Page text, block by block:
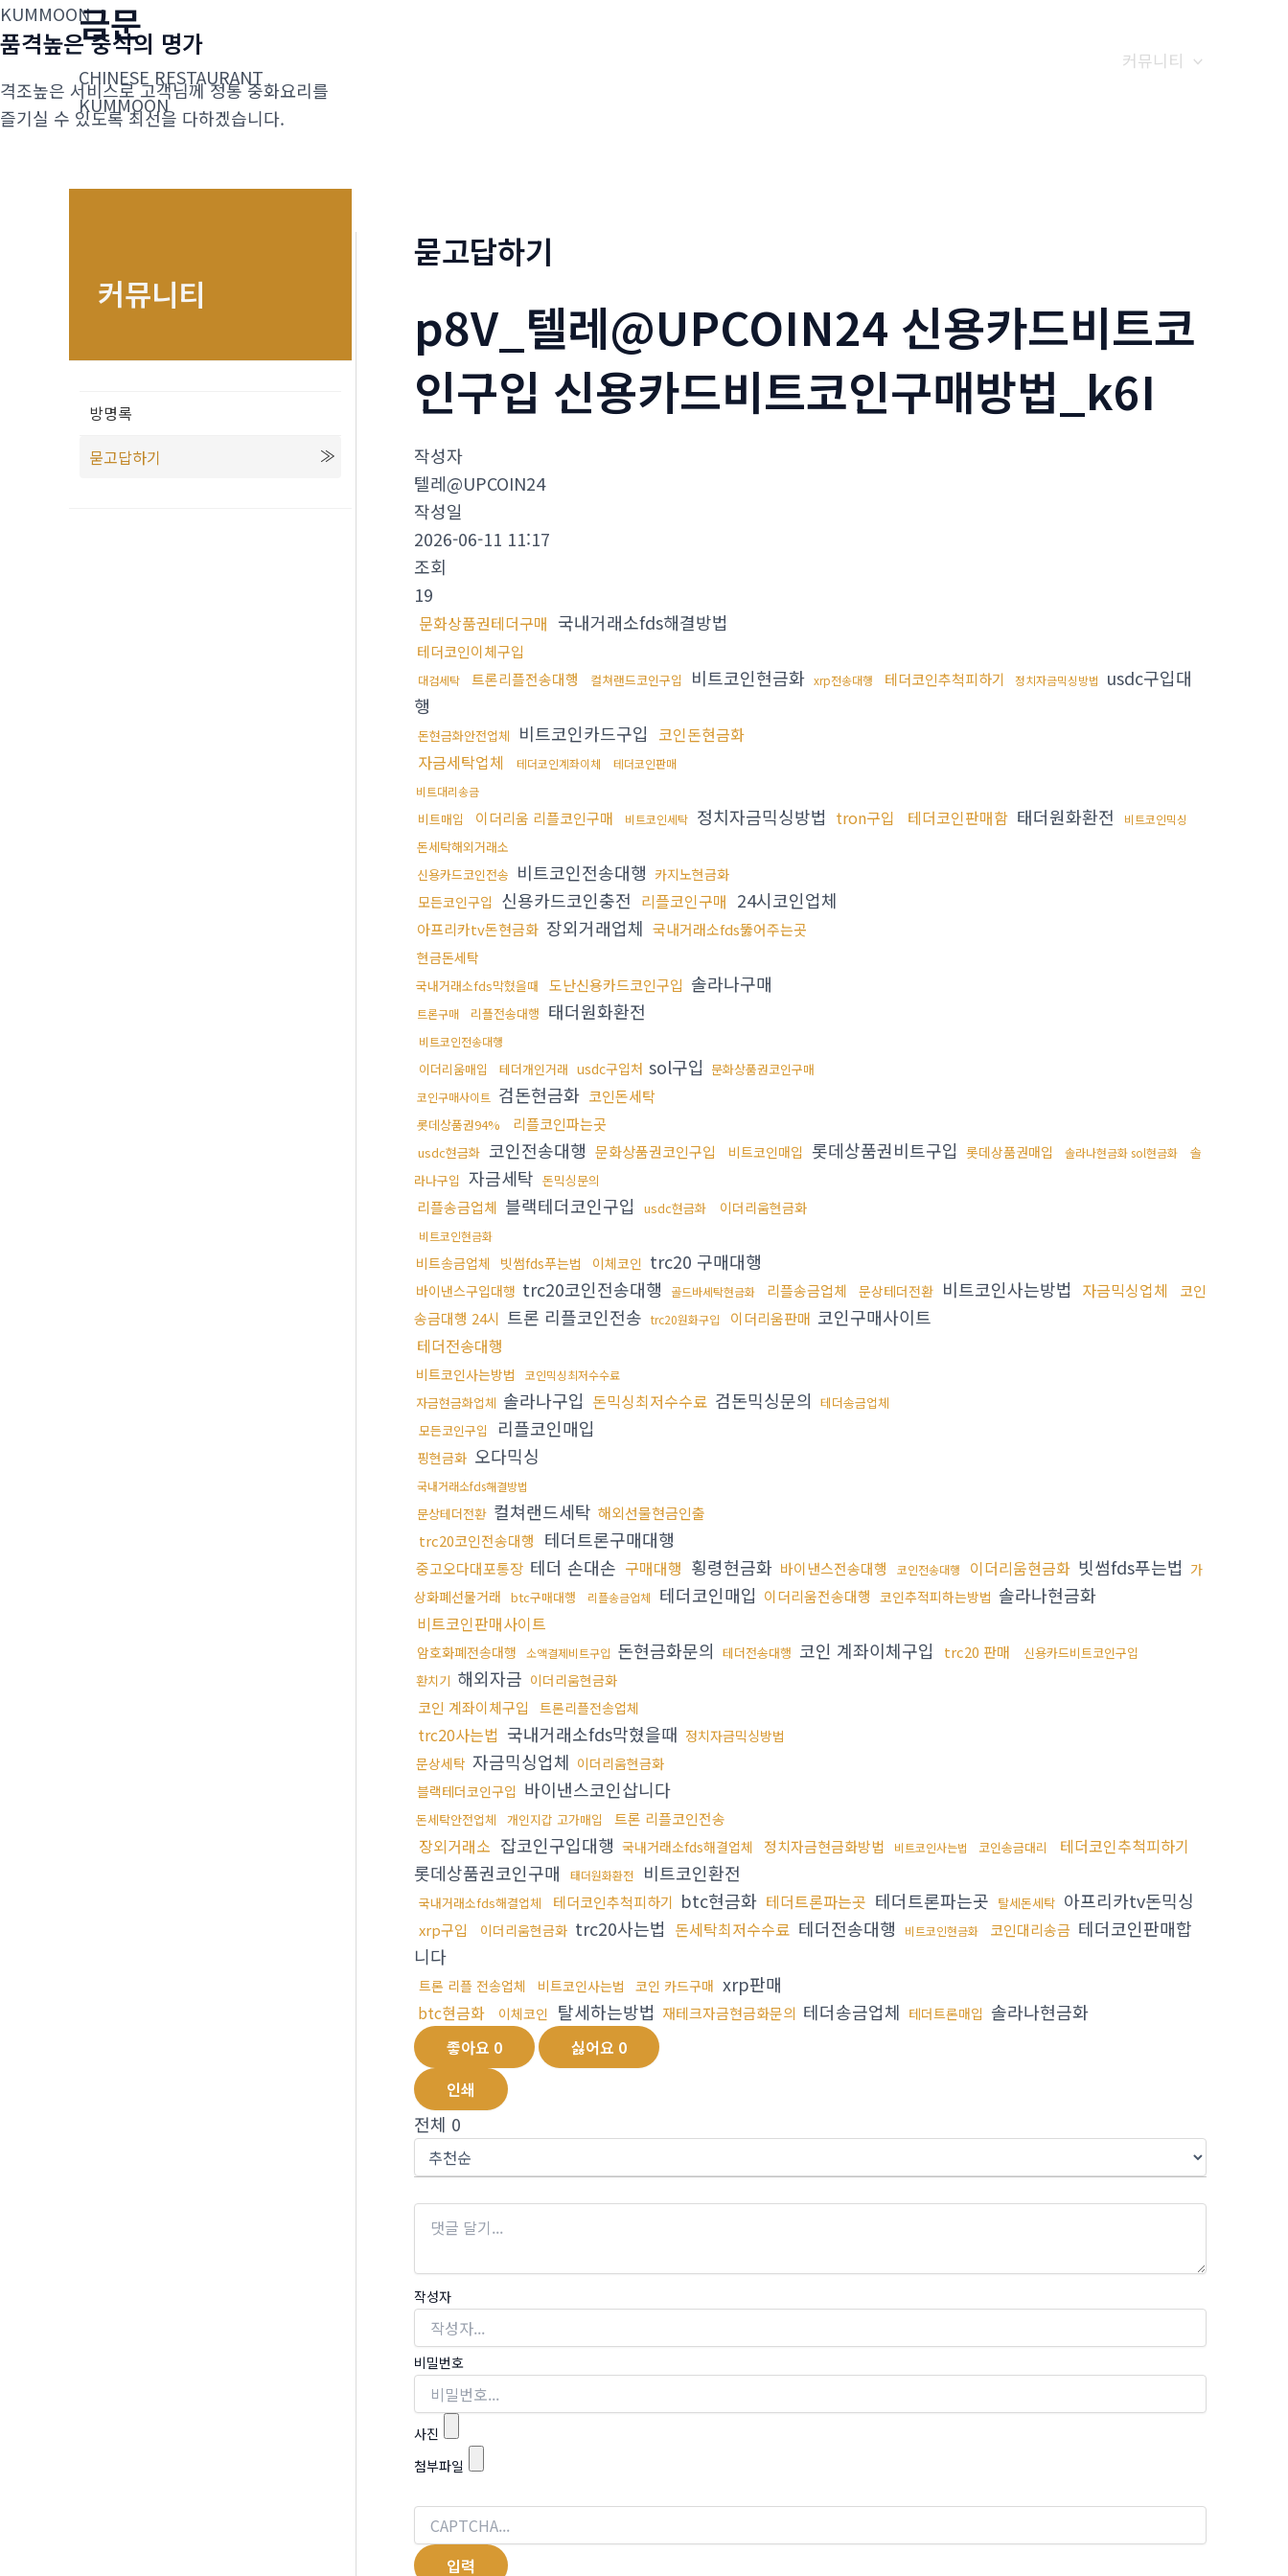
콘
텐
로
건
금문
CHINESE RESTAURANT
KUMMOON
커뮤니티
KUMMOON
품격높은 중식의 명가
격조높은 서비스로 고객님께 정통 중화요리를
즐기실 수 있도록 최선을 다하겠습니다.
커뮤니티
방명록
묻고답하기
묻고답하기
p8V_텔레@UPCOIN24 신용카드비트코
인구입 신용카드비트코인구매방법_k6I
작성자
텔레@UPCOIN24
작성일
2026-06-11 11:17
조회
19
문화상품권테더구매 국내거래소fds해결방법
테더코인이체구입
대검세탁 트론리플전송대행 컬쳐랜드코인구입 비트코인현금화 xrp전송대행 테더코인추척피하기 정치자금믹싱방법
usdc구입대
행
돈현금화안전업체 비트코인카드구입 코인돈현금화
자금세탁업체
테더코인계좌이체
테더코인판매
비트대리송금
비트매입 이더리움 리플코인구매 비트코인세탁 정치자금믹싱방법 tron구입 테더코인판매함 태더원화환전 비트코인믹싱
돈세탁해외거래소
신용카드코인전송 비트코인전송대행 카지노현금화
모든코인구입 신용카드코인충전 리플코인구매 24시코인업체
아프리카tv돈현금화 장외거래업체 국내거래소fds뚫어주는곳
현금돈세탁
국내거래소fds막혔을때 도난신용카드코인구입 솔라나구매
트론구매 리플전송대행 태더원화환전
비트코인전송대행
이더리움매입 테더개인거래 usdc구입처 sol구입 문화상품권코인구매
코인구매사이트 검돈현금화 코인돈세탁
롯데상품권94% 리플코인파는곳
usdc현금화 코인전송대행 문화상품권코인구입 비트코인매입 롯데상품권비트구입 롯데상품권매입 솔라나현금화 sol현금화
솔
라나구입 자금세탁 돈믹싱문의
리플송금업체 블랙테더코인구입 usdc현금화 이더리움현금화
비트코인현금화
비트송금업체 빗썸fds푸는법 이체코인 trc20 구매대행
바이낸스구입대행 trc20코인전송대행 골드바세탁현금화 리플송금업체 문상테더전환 비트코인사는방법 자금믹싱업체
코인
송금대행 24시 트론 리플코인전송 trc20원화구입 이더리움판매 코인구매사이트
테더전송대행
비트코인사는방법 코인믹싱최저수수료
자금현금화업체 솔라나구입 돈믹싱최저수수료 검돈믹싱문의 테더송금업체
모든코인구입
리플코인매입
핑현금화 오다믹싱
국내거래소fds해결방법
문상테더전환 컬쳐랜드세탁 해외선물현금인출
trc20코인전송대행
테더트론구매대행
중고오다대포통장 테더 손대손 구매대행 횡령현금화 바이낸스전송대행 코인전송대행 이더리움현금화 빗썸fds푸는법 가
상화폐선물거래 btc구매대행 리플송금업체 테더코인매입 이더리움전송대행 코인추적피하는방법 솔라나현금화
비트코인판매사이트
암호화폐전송대행 소액결제비트구입 돈현금화문의 테더전송대행 코인 계좌이체구입 trc20 판매
신용카드비트코인구입
환치기 해외자금 이더리움현금화
코인 계좌이체구입 트론리플전송업체
trc20사는법 국내거래소fds막혔을때 정치자금믹싱방법
문상세탁 자금믹싱업체 이더리움현금화
블랙테더코인구입 바이낸스코인삽니다
돈세탁안전업체 개인지갑 고가매입 트론 리플코인전송
장외거래소 잡코인구입대행 국내거래소fds해결업체 정치자금현금화방법 비트코인사는법 코인송금대리 테더코인추척피하기
롯데상품권코인구매 태더원화환전 비트코인환전
국내거래소fds해결업체 테더코인추척피하기 btc현금화 테더트론파는곳 테더트론파는곳 탈세돈세탁 아프리카tv돈믹싱
xrp구입 이더리움현금화 trc20사는법 돈세탁최저수수료 테더전송대행 비트코인현금화 코인대리송금 테더코인판매합
니다
트론 리플 전송업체 비트코인사는법 코인 카드구매 xrp판매
btc현금화 이체코인 탈세하는방법 재테크자금현금화문의 테더송금업체 테더트론매입 솔라나현금화
좋아요 0 싫어요 0
인쇄
전체 0
작성자
비밀번호
사진
첨부파일